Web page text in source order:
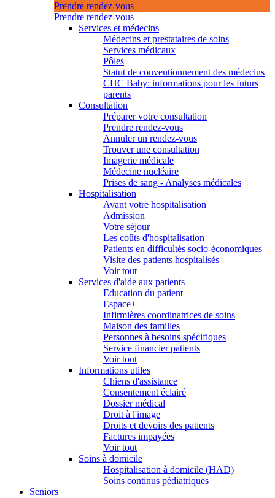
Prendre rendez-vous
Prendre rendez-vous
Services et médecins
Médecins et prestataires de soins
Services médicaux
Pôles
Statut de conventionnement des médecins
CHC Baby: informations pour les futurs
parents
Consultation
Préparer votre consultation
Prendre rendez-vous
Annuler un rendez-vous
Trouver une consultation
Imagerie médicale
Médecine nucléaire
Prises de sang - Analyses médicales
Hospitalisation
Avant votre hospitalisation
Admission
Votre séjour
Les coûts d'hospitalisation
Patients en difficultés socio-économiques
Visite des patients hospitalisés
Voir tout
Services d'aide aux patients
Education du patient
Espace+
Infirmières coordinatrices de soins
Maison des familles
Personnes à besoins spécifiques
Service financier patients
Voir tout
Informations utiles
Chiens d'assistance
Consentement éclairé
Dossier médical
Droit à l'image
Droits et devoirs des patients
Factures impayées
Voir tout
Soins à domicile
Hospitalisation à domicile (HAD)
Soins continus pédiatriques
Seniors